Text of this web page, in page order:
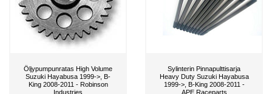
Öljypumpunratas High Volume
Suzuki Hayabusa 1999->, B-
King 2008-2011 - Robinson
Industries
Sylinterin Pinnapulttisarja
Heavy Duty Suzuki Hayabusa
1999->, B-King 2008-2011 -
APE Raceparts